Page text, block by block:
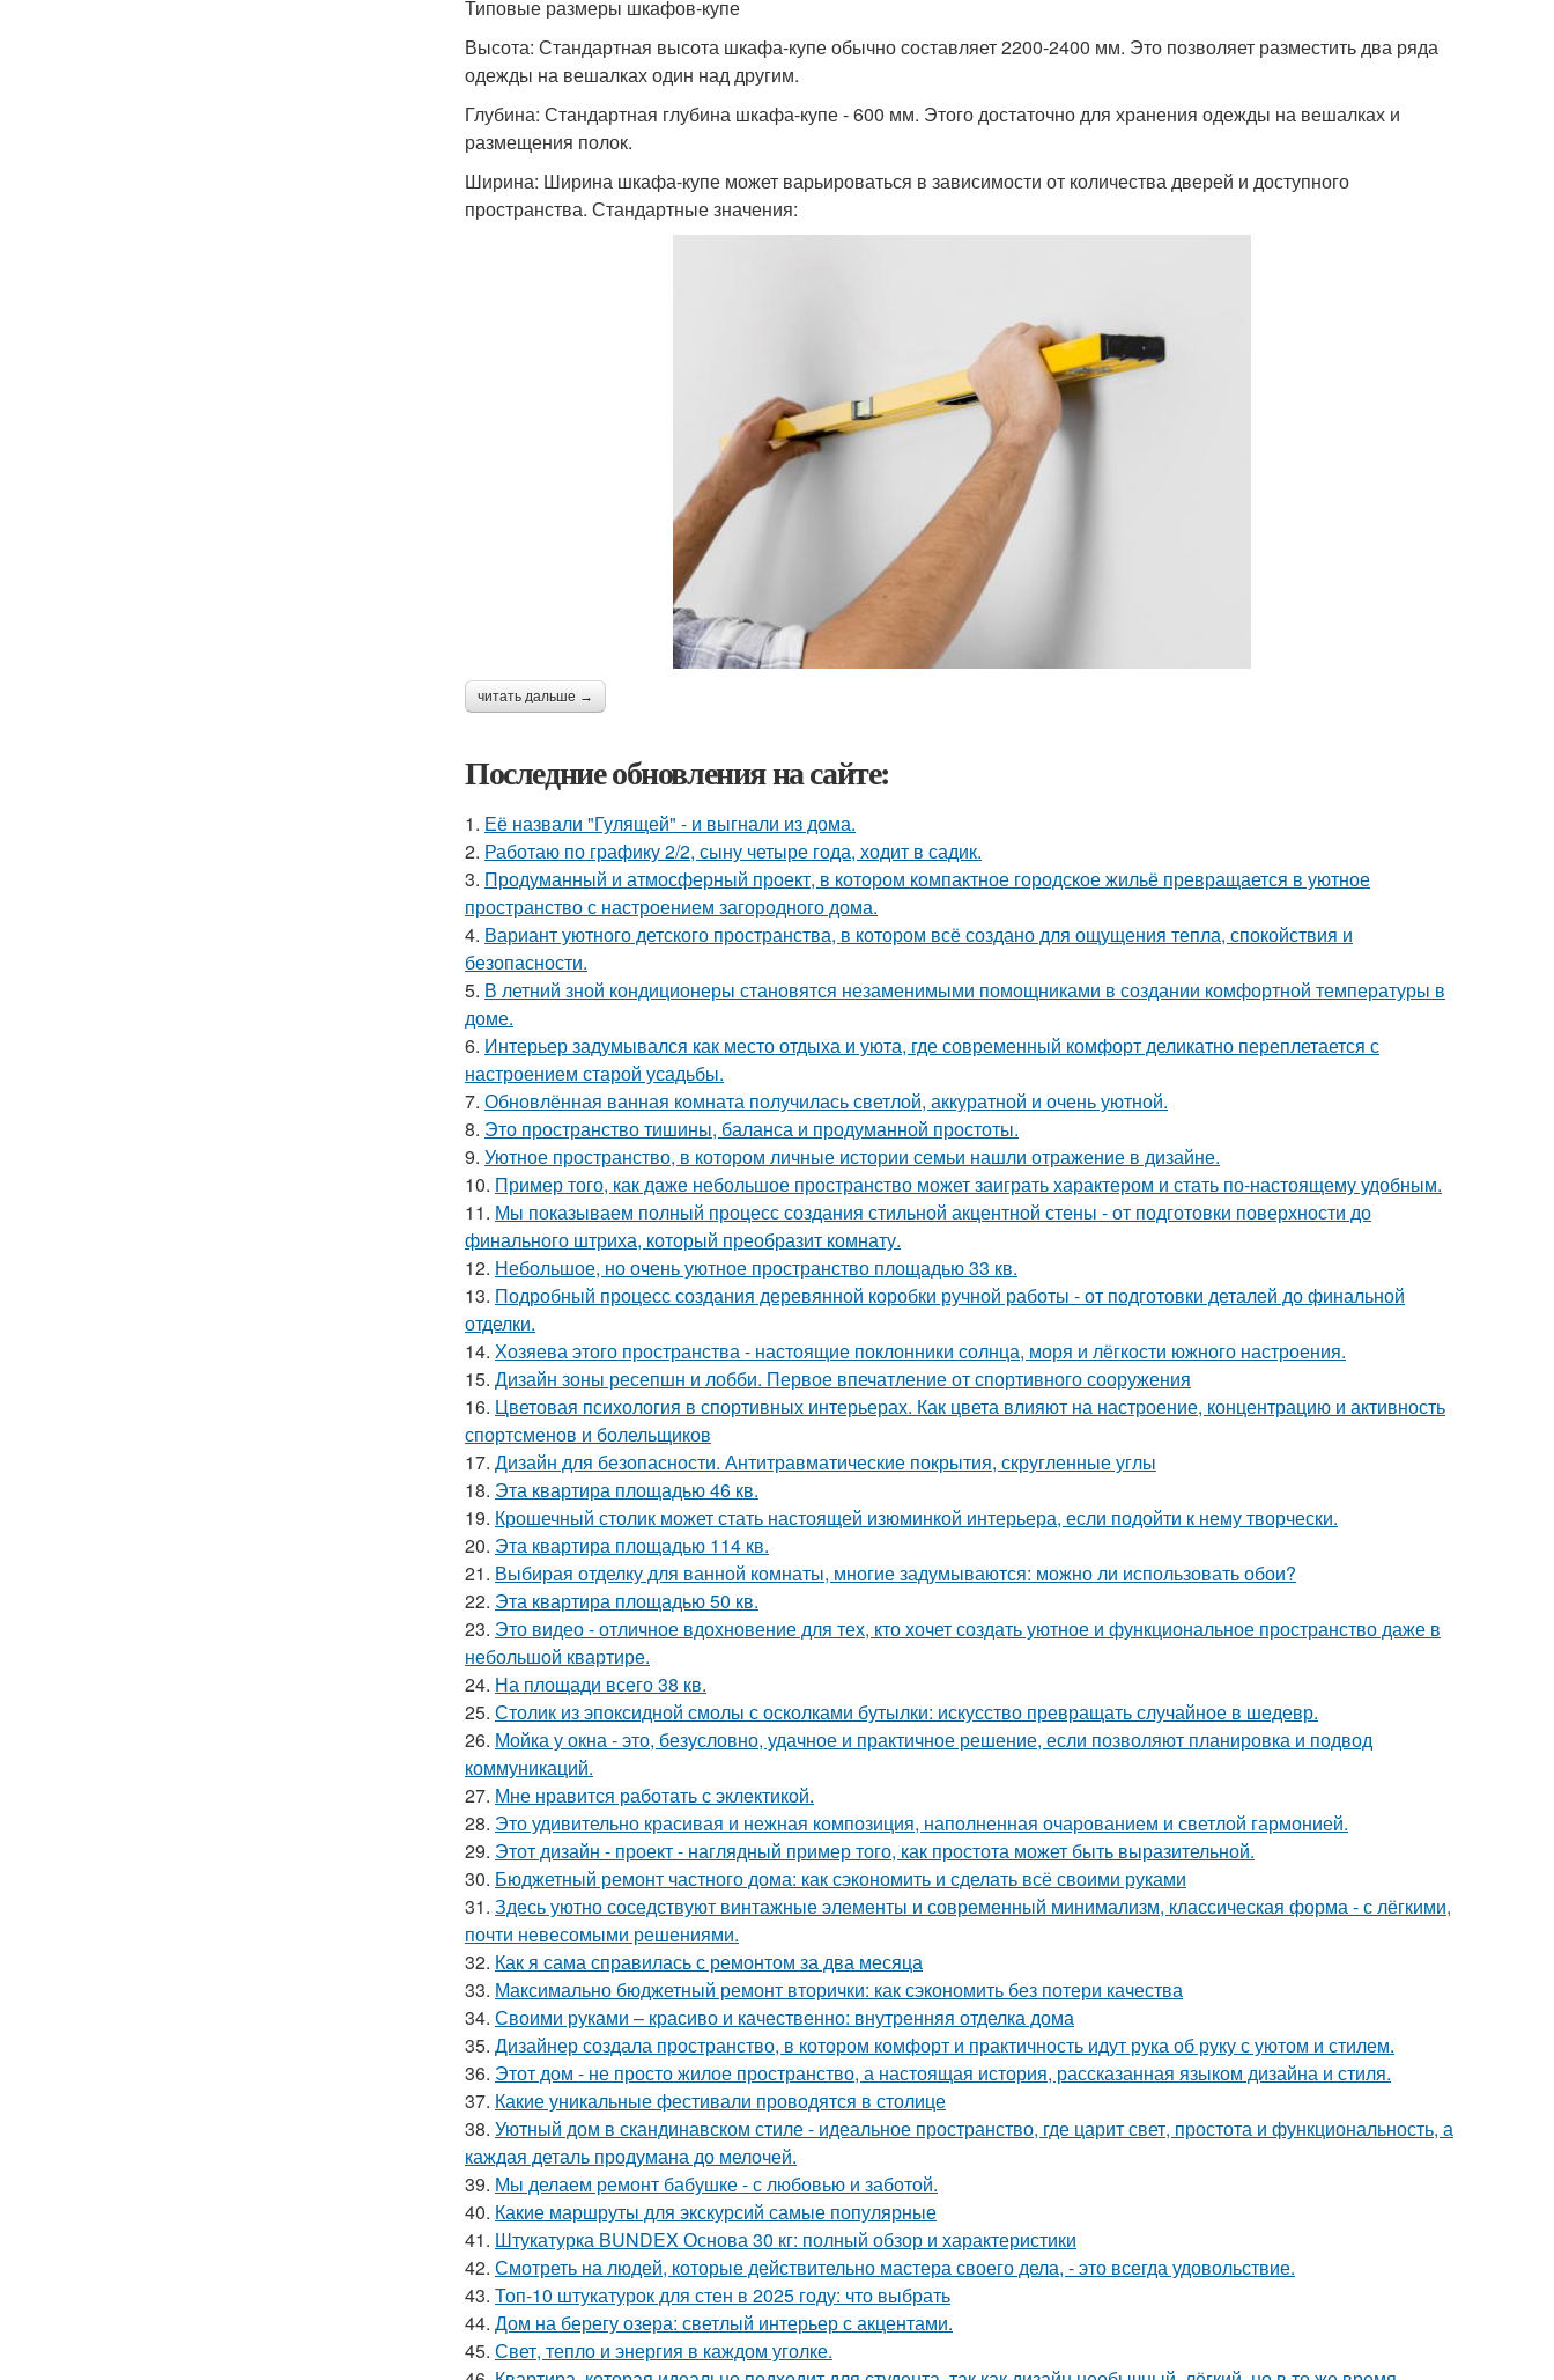
Типовые размеры шкафов-купе
Высота: Стандартная высота шкафа-купе обычно составляет 2200-2400 мм. Это позволяет разместить два ряда
одежды на вешалках один над другим.
Глубина: Стандартная глубина шкафа-купе - 600 мм. Этого достаточно для хранения одежды на вешалках и
размещения полок.
Ширина: Ширина шкафа-купе может варьироваться в зависимости от количества дверей и доступного
пространства. Стандартные значения:
читать дальше →
Последние обновления на сайте:
1. Её назвали "Гулящей" - и выгнали из дома.
2. Работаю по графику 2/2, сыну четыре года, ходит в садик.
3. Продуманный и атмосферный проект, в котором компактное городское жильё превращается в уютное
пространство с настроением загородного дома.
4. Вариант уютного детского пространства, в котором всё создано для ощущения тепла, спокойствия и
безопасности.
5. В летний зной кондиционеры становятся незаменимыми помощниками в создании комфортной температуры в
доме.
6. Интерьер задумывался как место отдыха и уюта, где современный комфорт деликатно переплетается с
настроением старой усадьбы.
7. Обновлённая ванная комната получилась светлой, аккуратной и очень уютной.
8. Это пространство тишины, баланса и продуманной простоты.
9. Уютное пространство, в котором личные истории семьи нашли отражение в дизайне.
10. Пример того, как даже небольшое пространство может заиграть характером и стать по-настоящему удобным.
11. Мы показываем полный процесс создания стильной акцентной стены - от подготовки поверхности до
финального штриха, который преобразит комнату.
12. Небольшое, но очень уютное пространство площадью 33 кв.
13. Подробный процесс создания деревянной коробки ручной работы - от подготовки деталей до финальной
отделки.
14. Хозяева этого пространства - настоящие поклонники солнца, моря и лёгкости южного настроения.
15. Дизайн зоны ресепшн и лобби. Первое впечатление от спортивного сооружения
16. Цветовая психология в спортивных интерьерах. Как цвета влияют на настроение, концентрацию и активность
спортсменов и болельщиков
17. Дизайн для безопасности. Антитравматические покрытия, скругленные углы
18. Эта квартира площадью 46 кв.
19. Крошечный столик может стать настоящей изюминкой интерьера, если подойти к нему творчески.
20. Эта квартира площадью 114 кв.
21. Выбирая отделку для ванной комнаты, многие задумываются: можно ли использовать обои?
22. Эта квартира площадью 50 кв.
23. Это видео - отличное вдохновение для тех, кто хочет создать уютное и функциональное пространство даже в
небольшой квартире.
24. На площади всего 38 кв.
25. Столик из эпоксидной смолы с осколками бутылки: искусство превращать случайное в шедевр.
26. Мойка у окна - это, безусловно, удачное и практичное решение, если позволяют планировка и подвод
коммуникаций.
27. Мне нравится работать с эклектикой.
28. Это удивительно красивая и нежная композиция, наполненная очарованием и светлой гармонией.
29. Этот дизайн - проект - наглядный пример того, как простота может быть выразительной.
30. Бюджетный ремонт частного дома: как сэкономить и сделать всё своими руками
31. Здесь уютно соседствуют винтажные элементы и современный минимализм, классическая форма - с лёгкими,
почти невесомыми решениями.
32. Как я сама справилась с ремонтом за два месяца
33. Максимально бюджетный ремонт вторички: как сэкономить без потери качества
34. Своими руками – красиво и качественно: внутренняя отделка дома
35. Дизайнер создала пространство, в котором комфорт и практичность идут рука об руку с уютом и стилем.
36. Этот дом - не просто жилое пространство, а настоящая история, рассказанная языком дизайна и стиля.
37. Какие уникальные фестивали проводятся в столице
38. Уютный дом в скандинавском стиле - идеальное пространство, где царит свет, простота и функциональность, а
каждая деталь продумана до мелочей.
39. Мы делаем ремонт бабушке - с любовью и заботой.
40. Какие маршруты для экскурсий самые популярные
41. Штукатурка BUNDEX Основа 30 кг: полный обзор и характеристики
42. Смотреть на людей, которые действительно мастера своего дела, - это всегда удовольствие.
43. Топ-10 штукатурок для стен в 2025 году: что выбрать
44. Дом на берегу озера: светлый интерьер с акцентами.
45. Свет, тепло и энергия в каждом уголке.